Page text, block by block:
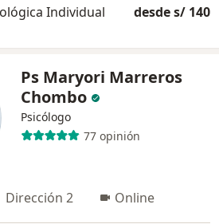
Individual desde s/ 140
Ps Maryori Marreros
Chombo
Psicólogo
77 opinión
Dirección 2 Online